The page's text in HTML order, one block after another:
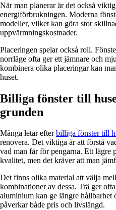
När man planerar är det också
energiförbrukningen. Moderna
modeller, vilket kan göra stor
uppvärmningskostnader.
Placeringen spelar också roll.
norrläge ofta ger ett jämnare och
kombinera olika placeringar kan
huset.
Billiga fönster till
grunden
Många letar efterbilliga fönster till
renovera. Det viktiga är att förstå
vad man får för pengarna. Ett lägre
kvalitet, men det kräver att man
Det finns olika material att välja
kombinationer av dessa. Trä ger
aluminium kan ge längre hållbarhet
påverkar både pris och livslängd.